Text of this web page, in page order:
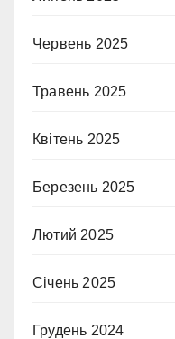
Червень 2025
Травень 2025
Квітень 2025
Березень 2025
Лютий 2025
Січень 2025
Грудень 2024